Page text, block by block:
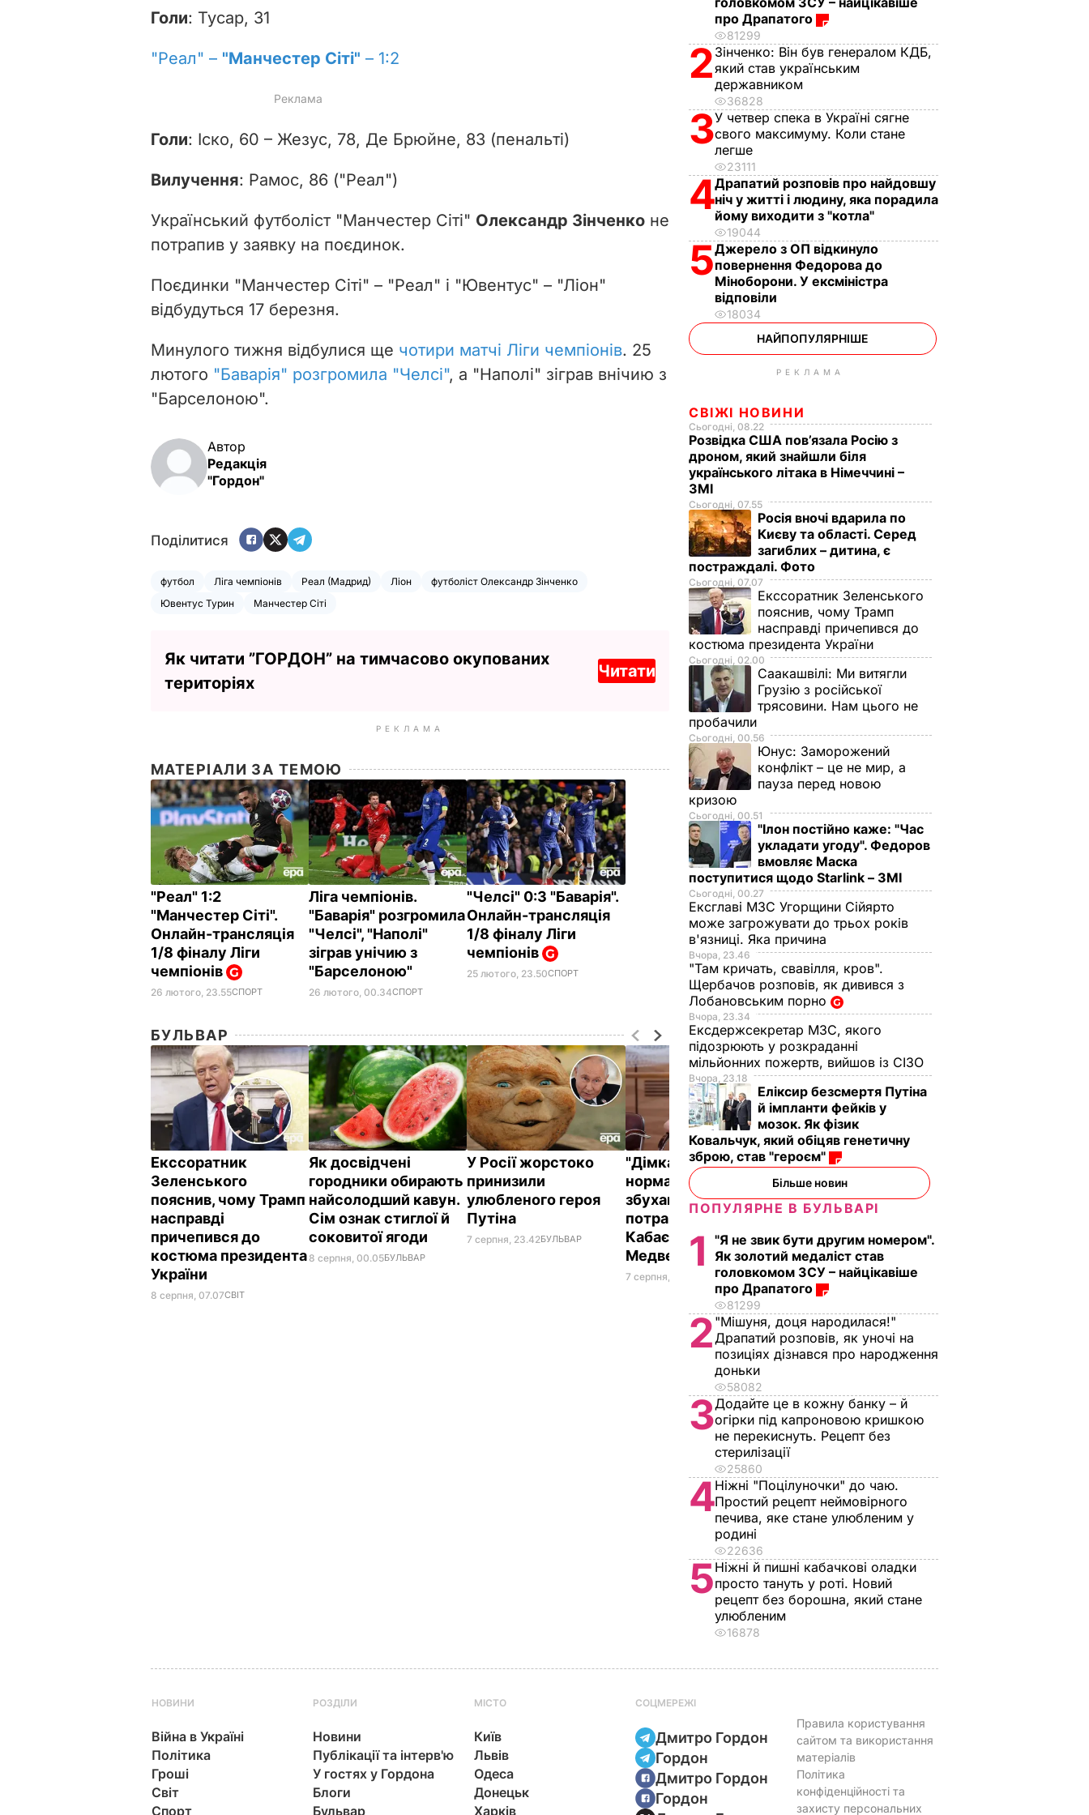
Голи: Тусар, 31
"Реал" – "Манчестер Сіті" – 1:2
Голи: Іско, 60 – Жезус, 78, Де Брюйне, 83 (пенальті)
Вилучення: Рамос, 86 ("Реал")
Український футболіст "Манчестер Сіті" Олександр Зінченко не
потрапив у заявку на поєдинок.
Поєдинки "Манчестер Сіті" – "Реал" і "Ювентус" – "Ліон"
відбудуться 17 березня.
Минулого тижня відбулися ще чотири матчі Ліги чемпіонів. 25
лютого "Баварія" розгромила "Челсі", а "Наполі" зіграв внічию з
"Барселоною".
Автор
Редакція
"Гордон"
Поділитися
футбол Ліга чемпіонів Реал (Мадрид) Ліон
футболіст Олександр Зінченко
Ювентус Турин
Манчестер Сіті
Як читати ”ГОРДОН” на тимчасово окупованих
територіях
Читати
РЕКЛАМА
МАТЕРІАЛИ ЗА ТЕМОЮ
"Реал" 1:2
"Манчестер Сіті".
Онлайн-трансляція
1/8 фіналу Ліги
чемпіонів
26 лютого, 23.55СПОРТ
Ліга чемпіонів.
"Баварія" розгромила
"Челсі", "Наполі"
зіграв унічию з
"Барселоною"
26 лютого, 00.34СПОРТ
"Челсі" 0:3 "Баварія".
Онлайн-трансляція
1/8 фіналу Ліги
чемпіонів
25 лютого, 23.50СПОРТ
БУЛЬВАР
Екссоратник
Зеленського
пояснив, чому Трамп
насправді
причепився до
костюма президента
України
8 серпня, 07.07СВІТ
Як досвідчені
городники обирають
найсолодший кавун.
Сім ознак стиглої й
соковитої ягоди
8 серпня, 00.05БУЛЬВАР
У Росії жорстоко
принизили
улюбленого героя
Путіна
7 серпня, 23.42БУЛЬВАР
"Дімка був наче
нормальний, поки не
збухався". У мережу
потрапили знімки
Кабаєвої з
Медведєвим
7 серпня, 20.39 БУЛЬВАР
Гості думають, що
це закуска з
ресторану. Як
приготувати ніжні
баклажанні
рулетики без зайвого
жиру
7 серпня, 20.16
про Драпатого
81299
2 Зінченко: Він був генералом КДБ,
який став українським
державником
36828
3У четвер спека в Україні сягне
свого максимуму. Коли стане
легше
23111
4Драпатий розповів про найдовшу
ніч у житті і людину, яка порадила
йому виходити з "котла"
19044
5Джерело з ОП відкинуло
повернення Федорова до
Міноборони. У ексміністра
відповіли
18034
НАЙПОПУЛЯРНІШЕ
РЕКЛАМА
СВІЖІ НОВИНИ
Сьогодні, 08.22
Розвідка США пов’язала Росію з
дроном, який знайшли біля
українського літака в Німеччині –
ЗМІ
Сьогодні, 07.55
Росія вночі вдарила по
Києву та області. Серед
загиблих – дитина, є
постраждалі. Фото
Сьогодні, 07.07
Екссоратник Зеленського
пояснив, чому Трамп
насправді причепився до
костюма президента України
Сьогодні, 02.00
Саакашвілі: Ми витягли
Грузію з російської
трясовини. Нам цього не
пробачили
Сьогодні, 00.56
Юнус: Заморожений
конфлікт – це не мир, а
пауза перед новою
кризою
Сьогодні, 00.51
"Ілон постійно каже: "Час
укладати угоду". Федоров
вмовляє Маска
поступитися щодо Starlink – ЗМІ
Сьогодні, 00.27
Ексглаві МЗС Угорщини Сійярто
може загрожувати до трьох років
в'язниці. Яка причина
Вчора, 23.46
"Там кричать, свавілля, кров".
Щербачов розповів, як дивився з
Лобановським порно
Вчора, 23.34
Ексдержсекретар МЗС, якого
підозрюють у розкраданні
мільйонних пожертв, вийшов із СІЗО
Вчора, 23.18
Еліксир безсмертя Путіна
й імпланти фейків у
мозок. Як фізик
Ковальчук, який обіцяв генетичну
зброю, став "героєм"
Більше новин
ПОПУЛЯРНЕ В БУЛЬВАРІ
1
"Я не звик бути другим номером".
Як золотий медаліст став
головкомом ЗСУ – найцікавіше
про Драпатого
81299
2 "Мішуня, доця народилася!"
Драпатий розповів, як уночі на
позиціях дізнався про народження
доньки
58082
3Додайте це в кожну банку – й
огірки під капроновою кришкою
не перекиснуть. Рецепт без
стерилізації
25860
4Ніжні "Поцілуночки" до чаю.
Простий рецепт неймовірного
печива, яке стане улюбленим у
родині
22636
5Ніжні й пишні кабачкові оладки
просто тануть у роті. Новий
рецепт без борошна, який стане
улюбленим
16878
НОВИНИ
Війна в Україні
Політика
Гроші
Світ
Спорт
РОЗДІЛИ
Новини
Публікації та інтерв'ю
У гостях у Гордона
Блоги
Бульвар
МІСТО
Київ
Львів
Одеса
Донецьк
Харків
СОЦМЕРЕЖІ
Дмитро Гордон
Гордон
Дмитро Гордон
Гордон
Правила користування
сайтом та використання
матеріалів
Політика
конфіденційності та
захисту персональних